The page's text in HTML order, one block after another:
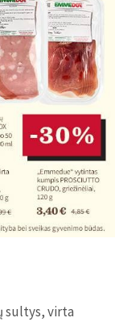
sultys, virta